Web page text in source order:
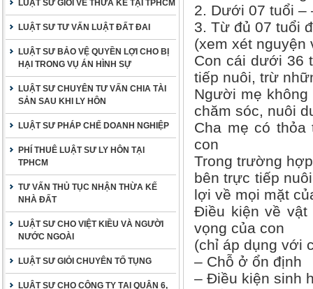
LUẬT SƯ GIỎI VỀ THỪA KẾ TẠI TPHCM
LUẬT SƯ TƯ VẤN LUẬT ĐẤT ĐAI
LUẬT SƯ BẢO VỆ QUYỀN LỢI CHO BỊ
HẠI TRONG VỤ ÁN HÌNH SỰ
LUẬT SƯ CHUYÊN TƯ VẤN CHIA TÀI
SẢN SAU KHI LY HÔN
LUẬT SƯ PHÁP CHẾ DOANH NGHIỆP
PHÍ THUÊ LUẬT SƯ LY HÔN TẠI
TPHCM
TƯ VẤN THỦ TỤC NHẬN THỪA KẾ
NHÀ ĐẤT
LUẬT SƯ CHO VIỆT KIỀU VÀ NGƯỜI
NƯỚC NGOÀI
LUẬT SƯ GIỎI CHUYÊN TỐ TỤNG
LUẬT SƯ CHO CÔNG TY TẠI QUẬN 6,
2. Dưới 07 tuổi –
3. Từ đủ 07 tuổi
(xem xét nguyện
Con cái dưới 36
tiếp nuôi, trừ
Người mẹ
chăm sóc, nuôi
Cha mẹ có
con
Trong trường
bên trực tiếp
lợi về mọi mặt
Điều kiện về vật
vọng của con
(chỉ áp dụng với
– Chỗ ở ổn định
– Điều kiện sinh